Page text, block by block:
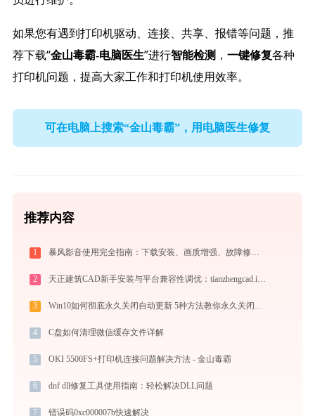
如果您有遇到打印机驱动、连接、共享、报错等问题，推
荐下载“金山毒霸-电脑医生”进行智能检测， 一键修复各种
打印机问题，提高大家工作和打印机使用效率。
可在电脑上搜索“金山毒霸”，用电脑医生修复
推荐内容
1 暴风影音使用完全指南：下载安装、画质增强、故障修复与播放器对比
2 天正建筑CAD新手安装与平台兼容性调优：tianzhengcad.ijinshan.com 绿色上手秘籍
3 Win10如何彻底永久关闭自动更新 5种方法教你永久关闭win10自动更新
4 C盘如何清理微信缓存文件详解
5 OKI 5500FS+打印机连接问题解决方法 - 金山毒霸
6 dnf dll修复工具使用指南：轻松解决DLL问题
7 错误码0xc000007b快速解决